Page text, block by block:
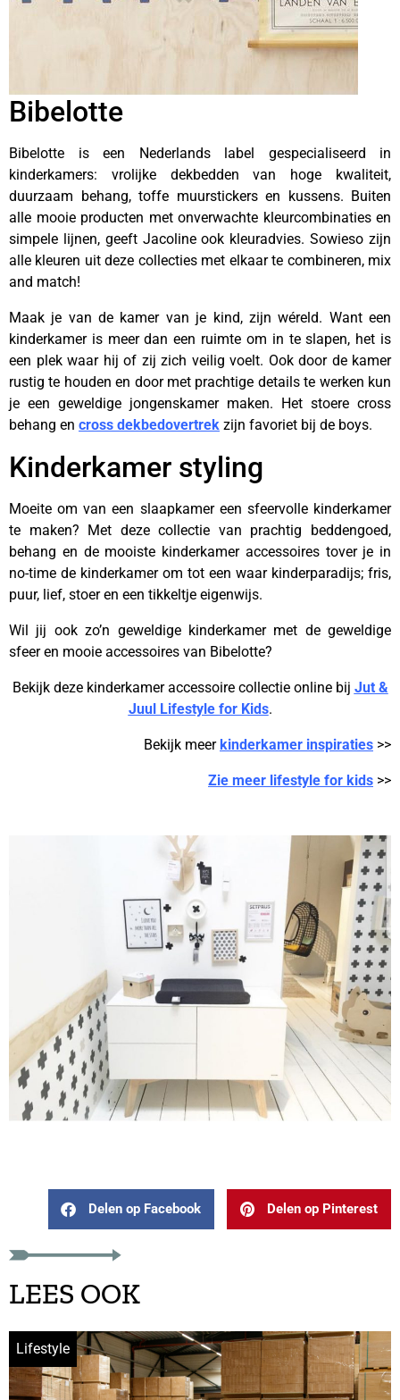
Bibelotte
Bibelotte is een Nederlands label gespecialiseerd in
kinderkamers: vrolijke dekbedden van hoge kwaliteit,
duurzaam behang, toffe muurstickers en kussens. Buiten
alle mooie producten met onverwachte kleurcombinaties en
simpele lijnen, geeft Jacoline ook kleuradvies. Sowieso zijn
alle kleuren uit deze collecties met elkaar te combineren, mix
and match!
Maak je van de kamer van je kind, zijn wéreld. Want een
kinderkamer is meer dan een ruimte om in te slapen, het is
een plek waar hij of zij zich veilig voelt. Ook door de kamer
rustig te houden en door met prachtige details te werken kun
je een geweldige jongenskamer maken. Het stoere cross
behang en cross dekbedovertrek zijn favoriet bij de boys.
Kinderkamer styling
Moeite om van een slaapkamer een sfeervolle kinderkamer
te maken? Met deze collectie van prachtig beddengoed,
behang en de mooiste kinderkamer accessoires tover je in
no-time de kinderkamer om tot een waar kinderparadijs; fris,
puur, lief, stoer en een tikkeltje eigenwijs.
Wil jij ook zo’n geweldige kinderkamer met de geweldige
sfeer en mooie accessoires van Bibelotte?
Bekijk deze kinderkamer accessoire collectie online bij Jut &
Juul Lifestyle for Kids.
Bekijk meerkinderkamer inspiraties >>
Zie meer lifestyle for kids >>
Delen op Facebook Delen op Pinterest
LEES OOK
Lifestyle